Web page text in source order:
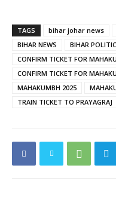
TAGS bihar johar news
BIHAR NEWS
BIHAR
CONFIRM TICKET FOR
CONFIRM TICKET FOR
MAHAKUMBH 2025
TRAIN TICKET TO PRAYAGRAJ